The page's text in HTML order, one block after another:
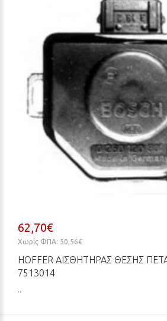
62,70€
Χωρίς ΦΠΑ: 50,56€
HOFFER ΑΙΣΘΗΤΉΡΑΣ ΘΈΣΗΣ
7513014
..